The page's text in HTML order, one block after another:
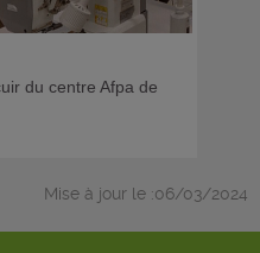
du centre Afpa de
Mise à jour le :06/03/2024